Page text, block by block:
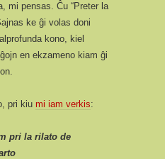
mi pensas. Ĉu “Preter la
ke ĝi volas doni
kono, kiel
en ekzameno kiam ĝi
pri kiu mi iam verkis:
pri la rilato de